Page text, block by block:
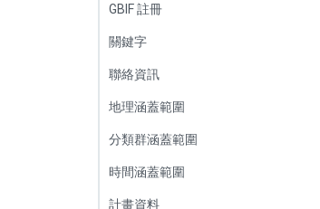
GBIF 註冊
關鍵字
聯絡資訊
地理涵蓋範圍
分類群涵蓋範圍
時間涵蓋範圍
計畫資料